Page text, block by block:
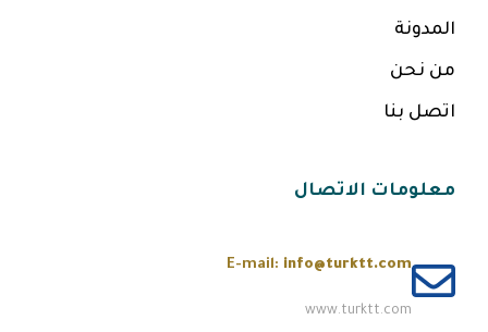
المدونة
من نحن
اتصل بنا
معلومات الاتصال
E-mail: info@turktt.com
www.turktt.com